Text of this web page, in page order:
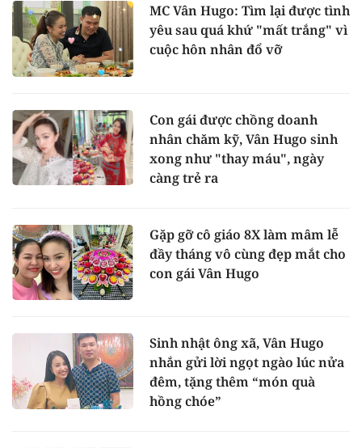
MC Vân Hugo: Tìm lại được tình
yêu sau quá khứ "mất trắng" vì
cuộc hôn nhân đổ vỡ
Con gái được chồng doanh
nhân chăm kỹ, Vân Hugo sinh
xong như "thay máu", ngày
càng trẻ ra
Gặp gỡ cô giáo 8X làm mâm lễ
đầy tháng vô cùng đẹp mắt cho
con gái Vân Hugo
Sinh nhật ông xã, Vân Hugo
nhắn gửi lời ngọt ngào lúc nửa
đêm, tặng thêm “món quà
hồng chóe”